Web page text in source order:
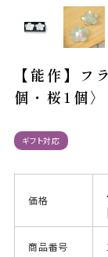
【能作】フ
個・桜1個〉
ギフト対応
価格
商品番号